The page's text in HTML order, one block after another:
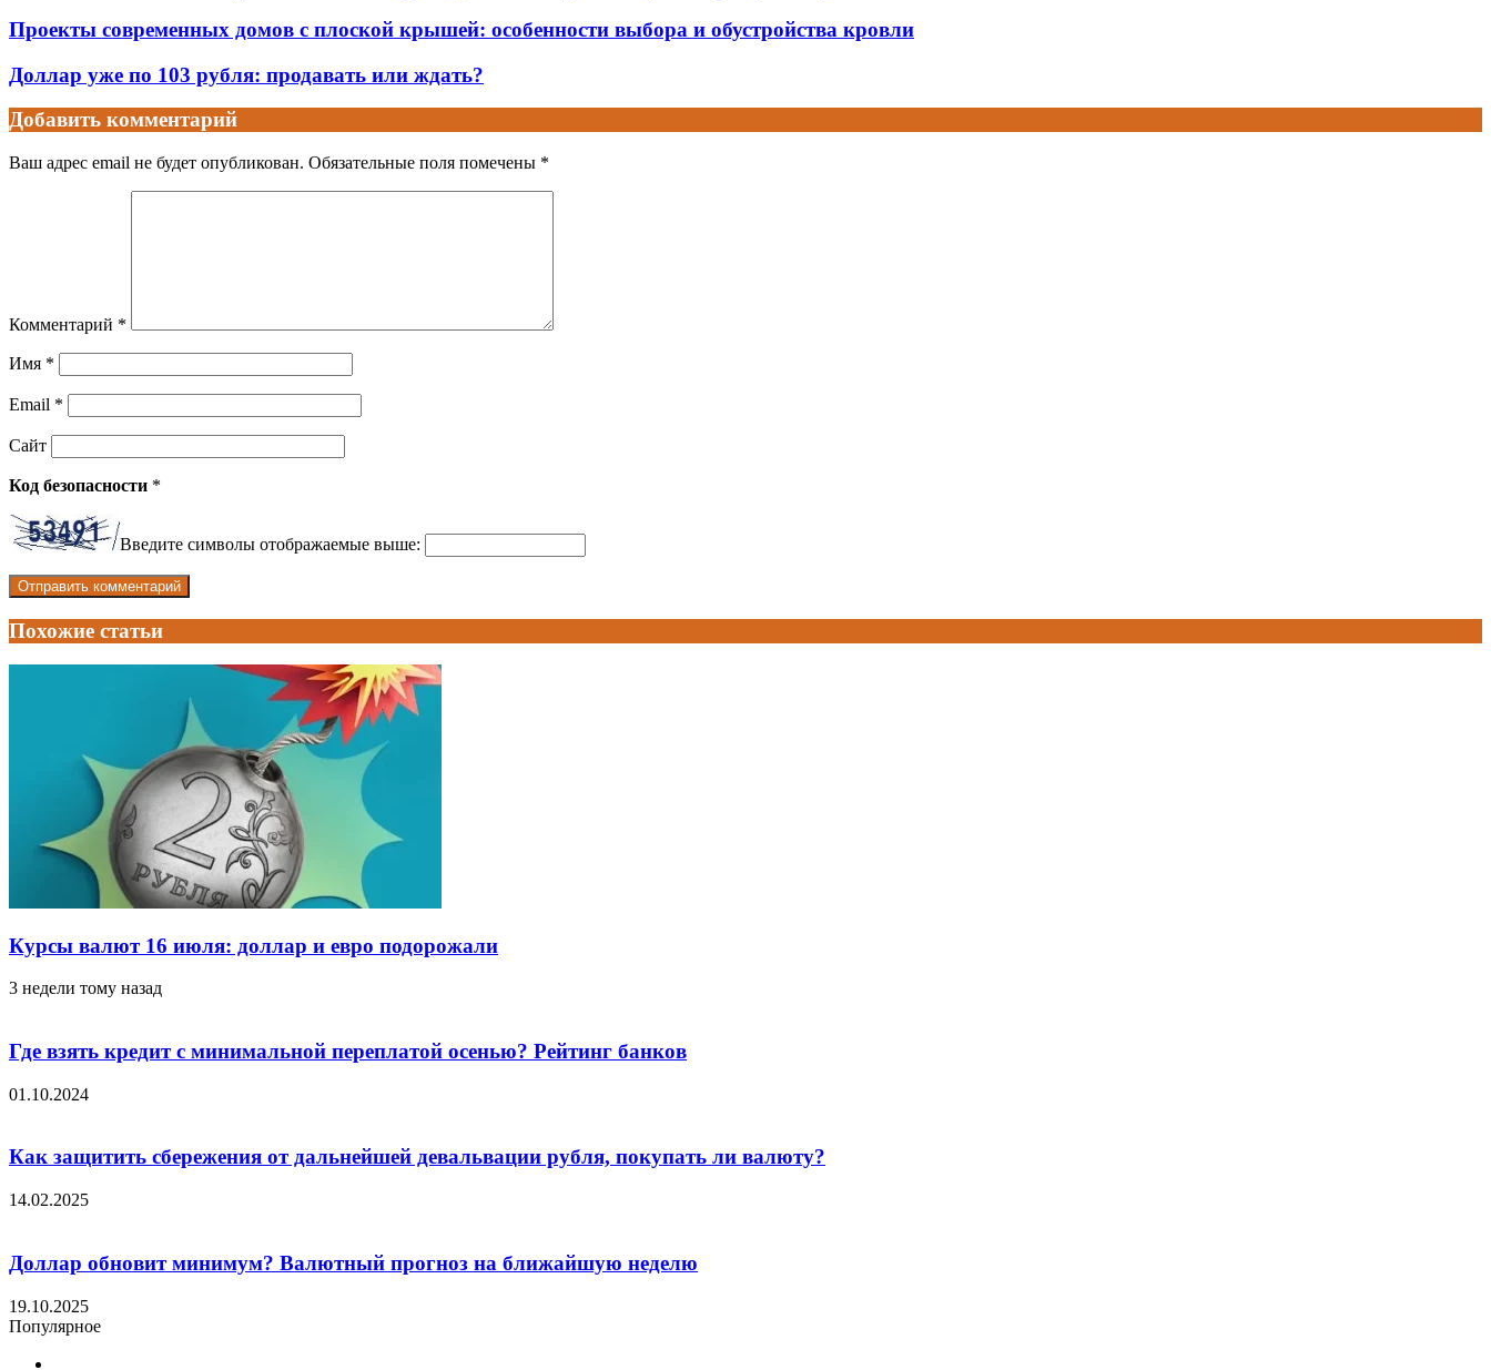
Проекты современных домов с плоской крышей: особенности выбора и обустройства кровли
Доллар уже по 103 рубля: продавать или ждать?
Добавить комментарий
Ваш адрес email не будет опубликован. Обязательные поля помечены *
Комментарий *
Имя *
Email *
Сайт
Код безопасности *
Введите символы отображаемые выше:
Похожие статьи
Курсы валют 16 июля: доллар и евро подорожали
3 недели тому назад
Где взять кредит с минимальной переплатой осенью? Рейтинг банков
01.10.2024
Как защитить сбережения от дальнейшей девальвации рубля, покупать ли валюту?
14.02.2025
Доллар обновит минимум? Валютный прогноз на ближайшую неделю
19.10.2025
Популярное